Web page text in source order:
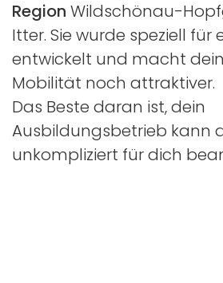
Region Wildschönau-
Itter. Sie wurde speziell für
entwickelt und macht
Mobilität noch attraktiver.
Das Beste daran ist, dein
Ausbildungsbetrieb kann
unkompliziert für dich